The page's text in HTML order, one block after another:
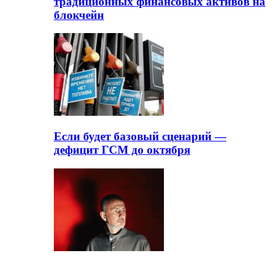
блокчейн
Если будет базовый сценарий —
дефицит ГСМ до октября